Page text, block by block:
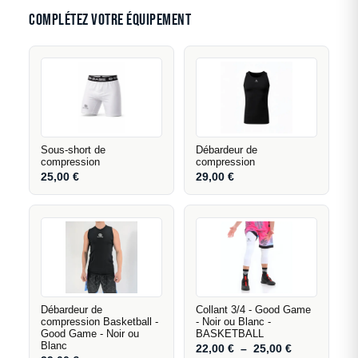
respecter vos échéances de compétition.
complète B.EASE en étant associé au short de la
même collection, avec des options de
personnalisation identiques pour garantir un rendu
homogène sur le terrain. Contactez notre équipe
pour composer votre kit complet.
Complétez votre équipement
Sous-short de
compression
25,00€
Débardeur de
compression
29,00€
Débardeur de
compression Basketball -
Good Game - Noir ou
Blanc
Collant 3/4 - Good Game
- Noir ou Blanc -
BASKETBALL
22,00€ – 25,00€